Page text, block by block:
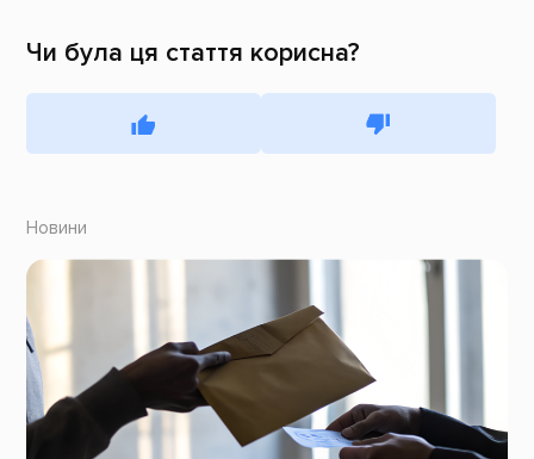
Чи була ця стаття корисна?
Новини